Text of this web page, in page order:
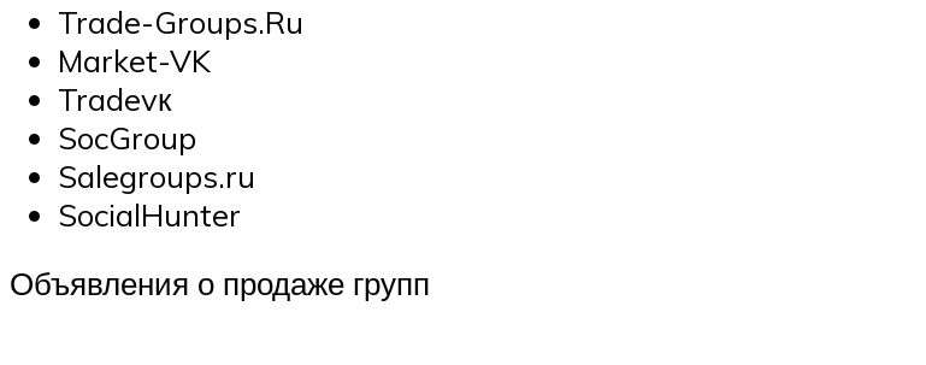
Trade-Groups.Ru
Market-VK
Tradevк
SocGroup
Salegroups.ru
SocialHunter
Объявления о продаже групп